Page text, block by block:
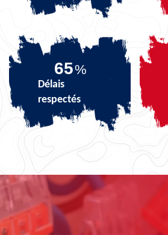
80%
Délais
respectés